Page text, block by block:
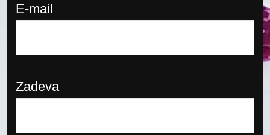
E-mail
Zadeva